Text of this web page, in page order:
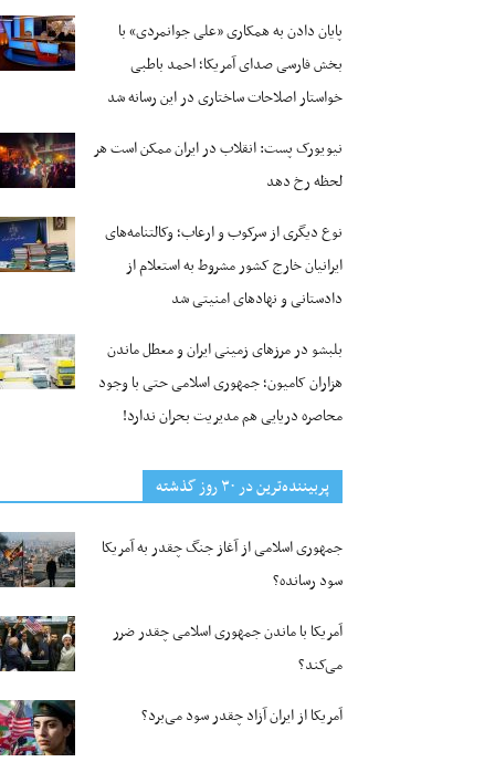
پایان دادن به همکاری «علی جوانمردی» با
بخش فارسی صدای آمریکا؛ احمد باطبی
خواستار اصلاحات ساختاری در این رسانه شد
نیویورک پست: انقلاب در ایران ممکن است هر
لحظه رخ دهد
نوع دیگری از سرکوب و ارعاب؛ وکالتنامه‌های
ایرانیان خارج کشور مشروط به استعلام از
دادستانی و نهادهای امنیتی شد
بلبشو در مرزهای زمینی ایران و معطل ماندن
هزاران کامیون؛ جمهوری اسلامی حتی با وجود
محاصره دریایی هم مدیریت بحران ندارد!
پربیننده‌ترین‌ در ۳۰ روز گذشته
جمهوری اسلامی از آغاز جنگ چقدر به آمریکا
سود رسانده؟
آمریکا با ماندن جمهوری اسلامی چقدر ضرر
می‌کند؟
آمریکا از ایران آزاد چقدر سود می‌برد؟